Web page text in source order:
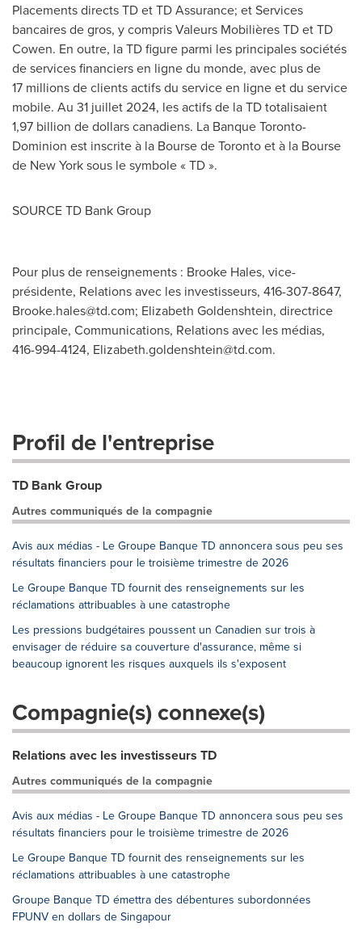
Placements directs TD et TD Assurance; et Services
bancaires de gros, y compris Valeurs Mobilières TD et TD
Cowen. En outre, la TD figure parmi les principales sociétés
de services financiers en ligne du monde, avec plus de
17 millions de clients actifs du service en ligne et du service
mobile. Au 31 juillet 2024, les actifs de la TD totalisaient
1,97 billion de dollars canadiens. La Banque Toronto-
Dominion est inscrite à la Bourse deTorontoet à la Bourse
de New Yorksous le symbole « TD ».
SOURCE TD Bank Group
Pour plus de renseignements : Brooke Hales, vice-
présidente, Relations avec les investisseurs, 416-307-8647,
Brooke.hales@td.com; Elizabeth Goldenshtein, directrice
principale, Communications, Relations avec les médias,
416-994-4124, Elizabeth.goldenshtein@td.com.
Profil de l'entreprise
TD Bank Group
Autres communiqués de la compagnie
Avis aux médias - Le Groupe Banque TD annoncera sous peu ses
résultats financiers pour le troisième trimestre de 2026
Le Groupe Banque TD fournit des renseignements sur les
réclamations attribuables à une catastrophe
Les pressions budgétaires poussent un Canadien sur trois à
envisager de réduire sa couverture d'assurance, même si
beaucoup ignorent les risques auxquels ils s'exposent
Compagnie(s) connexe(s)
Relations avec les investisseurs TD
Autres communiqués de la compagnie
Avis aux médias - Le Groupe Banque TD annoncera sous peu ses
résultats financiers pour le troisième trimestre de 2026
Le Groupe Banque TD fournit des renseignements sur les
réclamations attribuables à une catastrophe
Groupe Banque TD émettra des débentures subordonnées
FPUNV en dollars de Singapour